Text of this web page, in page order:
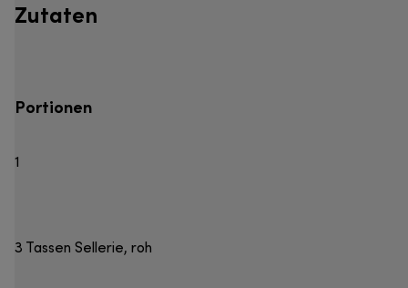
Zutaten
Portionen
1
3 Tassen Sellerie, roh